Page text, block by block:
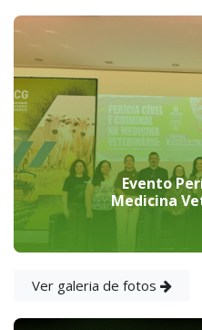
Evento
Medicina
Ver galeria de fotos